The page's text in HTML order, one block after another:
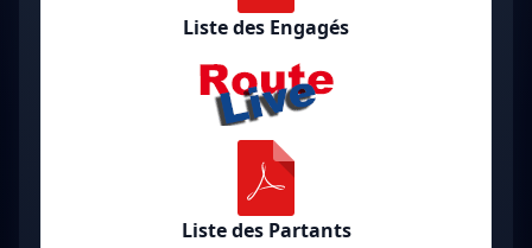
Liste des Engagés
Liste des Partants